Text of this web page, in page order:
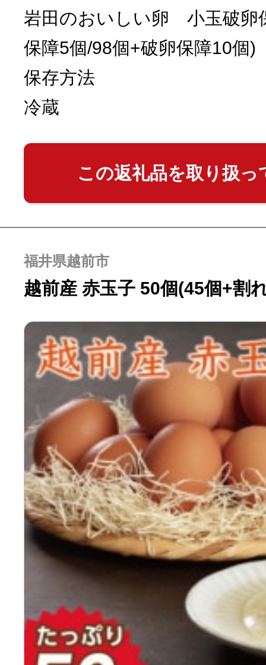
岩田のおいしい卵 小玉破卵
保障5個/98個+破卵保障10個)
保存方法
冷蔵
この返礼品を取り扱っ
福井県越前市
越前産 赤玉子 50個(45個+割